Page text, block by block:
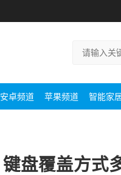
安卓频道 苹果频道 智能家
盘覆盖方式